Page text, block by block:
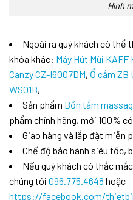
Hình
Ngoài ra quý khách có thể
khóa khác: Máy Hút Mùi KAFF
Canzy CZ-I6007DM, Ổ cắm ZB
WS01B,
Sản phẩm Bồn tắm
phẩm chính hãng, mới 100%
Giao hàng và lắp đặt miễn
Chế độ bảo hành siêu tốc,
Nếu quý khách có thắc
chúng tôi 096.775.4648 hoặc
https://facebook.com/